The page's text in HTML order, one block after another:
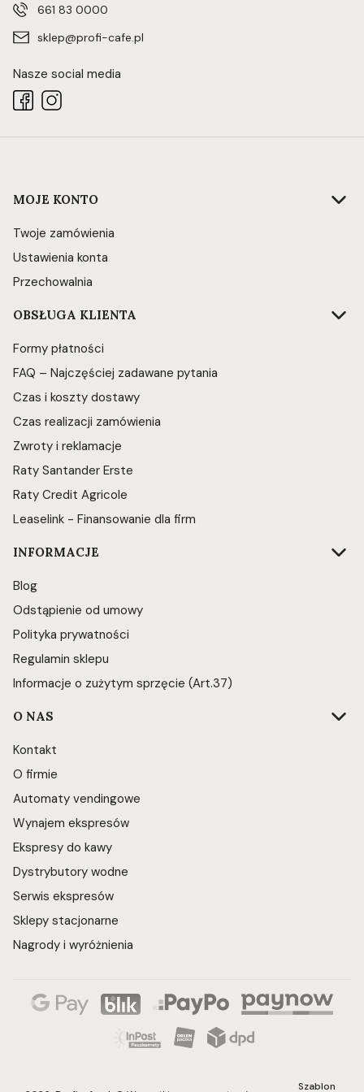
661 83 0000
sklep@profi-cafe.pl
Nasze social media
Linki w stopce
MOJE KONTO
Twoje zamówienia
Ustawienia konta
Przechowalnia
OBSŁUGA KLIENTA
Formy płatności
FAQ – Najczęściej zadawane pytania
Czas i koszty dostawy
Czas realizacji zamówienia
Zwroty i reklamacje
Raty Santander Erste
Raty Credit Agricole
Leaselink - Finansowanie dla firm
INFORMACJE
Blog
Odstąpienie od umowy
Polityka prywatności
Regulamin sklepu
Informacje o zużytym sprzęcie (Art.37)
O NAS
Kontakt
O firmie
Automaty vendingowe
Wynajem ekspresów
Ekspresy do kawy
Dystrybutory wodne
Serwis ekspresów
Sklepy stacjonarne
Nagrody i wyróżnienia
Szablon